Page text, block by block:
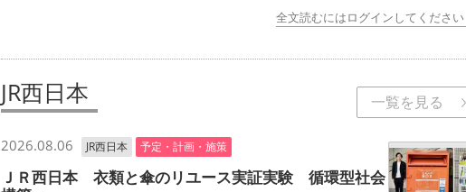
全文読むにはログインしてください
JR西日本 一覧を見る
2026.08.06 JR西日本 予定・計画・施策
ＪＲ西日本 衣類と傘のリユース実証実験 循環型社会